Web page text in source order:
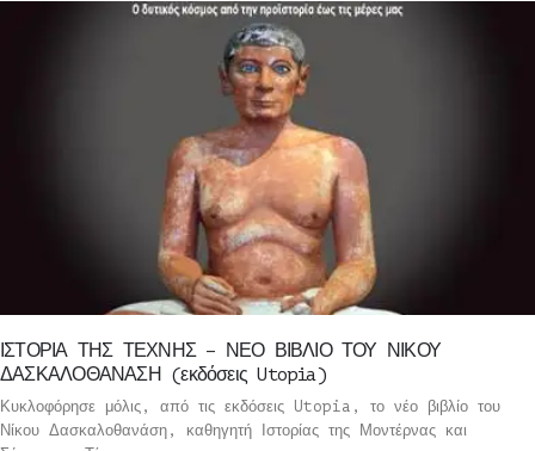
ΙΣΤΟΡΙΑ ΤΗΣ ΤΕΧΝΗΣ – ΝΕΟ ΒΙΒΛΙΟ ΤΟΥ ΝΙΚΟΥ
ΔΑΣΚΑΛΟΘΑΝΑΣΗ (εκδόσεις Utopia)
Κυκλοφόρησε μόλις, από τις εκδόσεις Utopia, το νέο βιβλίο του
Νίκου Δασκαλοθανάση, καθηγητή Ιστορίας της Μοντέρνας και